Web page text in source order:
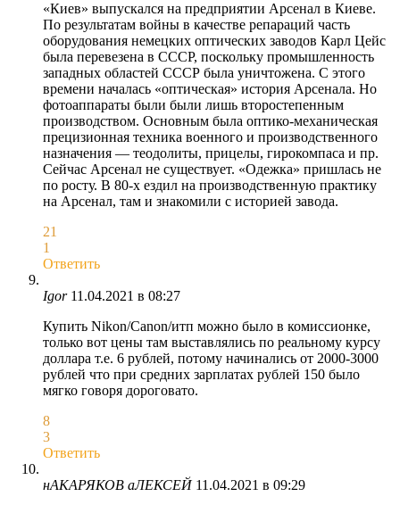
«Киев» выпускался на предприятии Арсенал в Киеве.
По результатам войны в качестве репараций часть
оборудования немецких оптических заводов Карл Цейс
была перевезена в СССР, поскольку промышленность
западных областей СССР была уничтожена. С этого
времени началась «оптическая» история Арсенала. Но
фотоаппараты были были лишь второстепенным
производством. Основным была оптико-механическая
прецизионная техника военного и производственного
назначения — теодолиты, прицелы, гирокомпаса и пр.
Сейчас Арсенал не существует. «Одежка» пришлась не
по росту. В 80-х ездил на производственную практику
на Арсенал, там и знакомили с историей завода.
21
1
Ответить
Igor 11.04.2021 в 08:27
Купить Nikon/Canon/итп можно было в комиссионке,
только вот цены там выставлялись по реальному курсу
доллара т.е. 6 рублей, потому начинались от 2000-3000
рублей что при средних зарплатах рублей 150 было
мягко говоря дороговато.
8
3
Ответить
нАКАРЯКОВ аЛЕКСЕЙ 11.04.2021 в 09:29